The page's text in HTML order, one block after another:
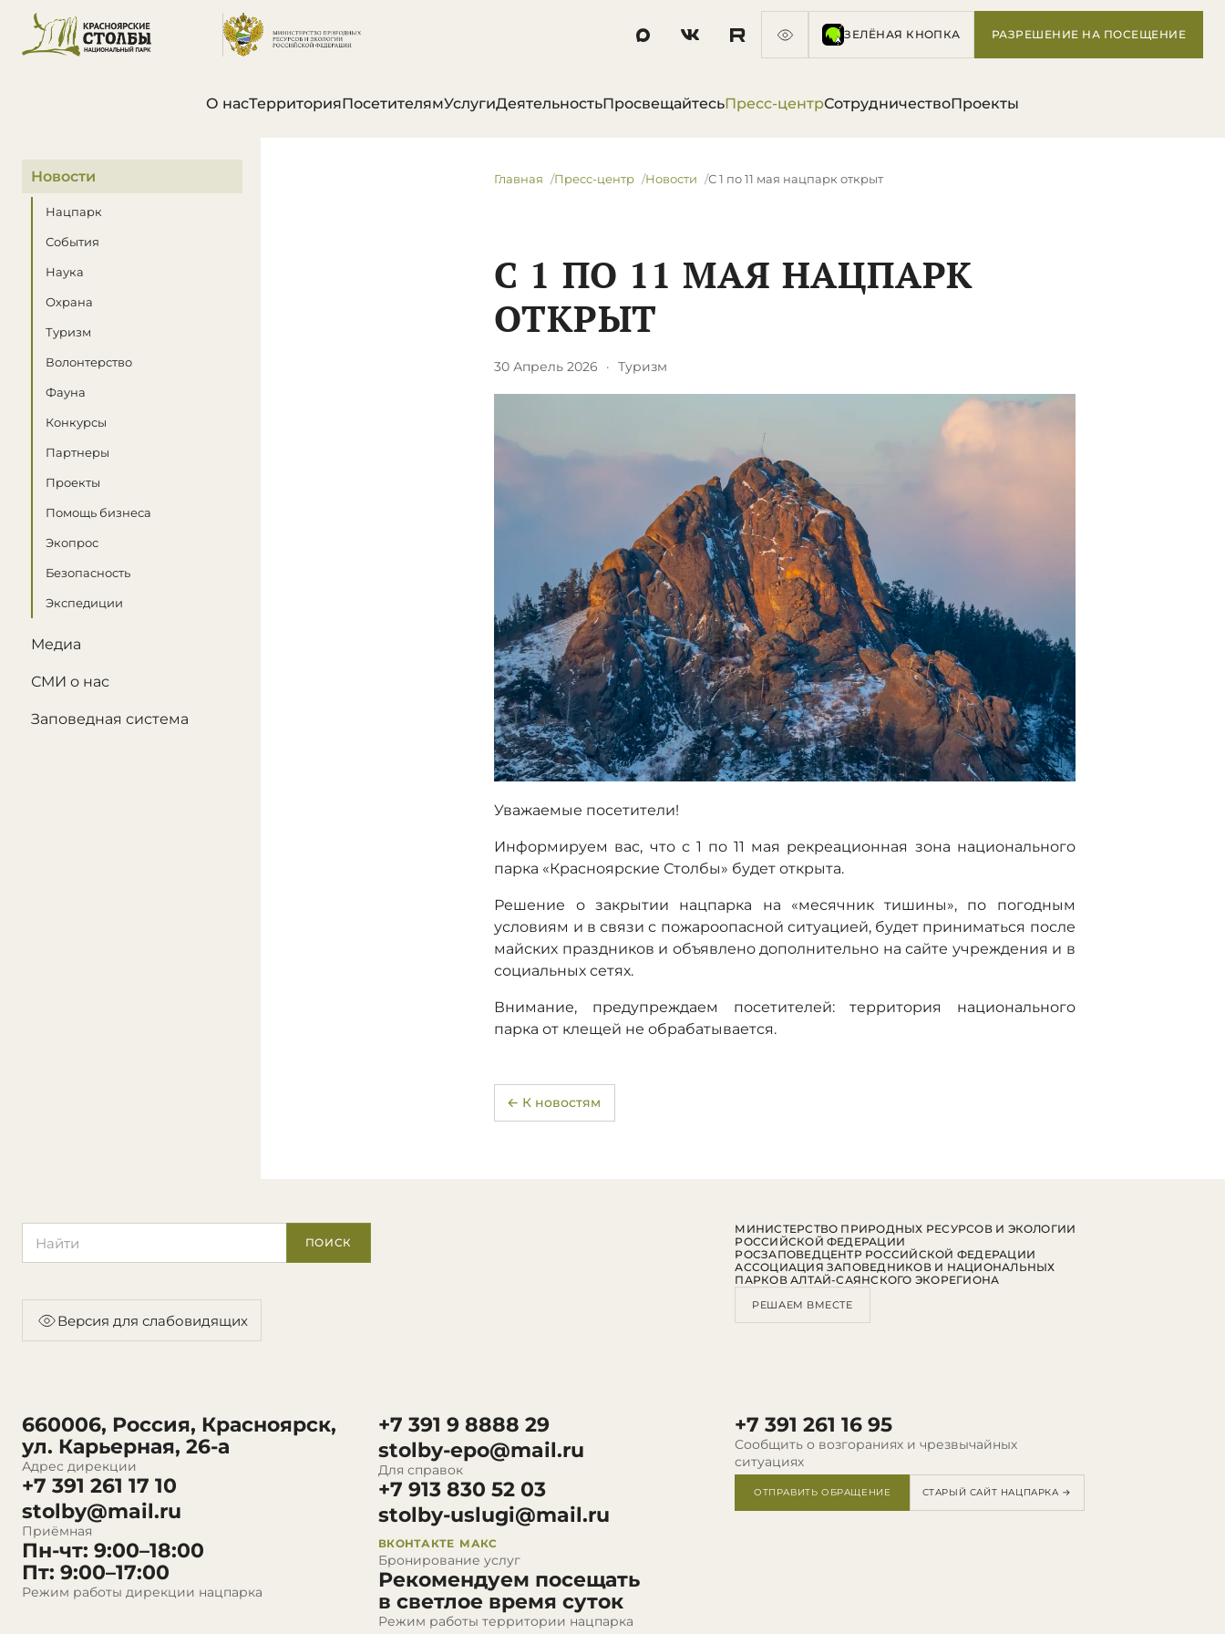
ЗЕЛЁНАЯ КНОПКА РАЗРЕШЕНИЕ НА ПОСЕЩЕНИЕ
О насТерриторияПосетителямУслугиДеятельностьПросвещайтесьПресс-центрСотрудничествоПроекты
В этом разделе
Новости
Нацпарк
События
Наука
Охрана
Туризм
Волонтерство
Фауна
Конкурсы
Партнеры
Проекты
Помощь бизнеса
Экопрос
Безопасность
Экспедиции
Медиа
СМИ о нас
Заповедная система
Главная Пресс-центр Новости С 1 по 11 мая нацпарк открыт
С 1 ПО 11 МАЯ НАЦПАРК
ОТКРЫТ
30 Апрель 2026 · Туризм
Уважаемые посетители!
Информируем вас, что с 1 по 11 мая рекреационная зона национального
парка «Красноярские Столбы» будет открыта.
Решение о закрытии нацпарка на «месячник тишины», по погодным
условиям и в связи с пожароопасной ситуацией, будет приниматься после
майских праздников и объявлено дополнительно на сайте учреждения и в
социальных сетях.
Внимание, предупреждаем посетителей: территория национального
парка от клещей не обрабатывается.
← К новостям
ПОИСК
Версия для слабовидящих
660006, Россия, Красноярск,
ул. Карьерная, 26-а
Адрес дирекции
+7 391 261 17 10
stolby@mail.ru
Приёмная
Пн-чт: 9:00–18:00
Пт: 9:00–17:00
Режим работы дирекции нацпарка
+7 391 9 8888 29
stolby-epo@mail.ru
Для справок
+7 913 830 52 03
stolby-uslugi@mail.ru
ВКОНТАКТЕ МАКС
Бронирование услуг
Рекомендуем посещать
в светлое время суток
Режим работы территории нацпарка
+7 391 261 16 95
Сообщить о возгораниях и чрезвычайных
ситуациях
ОТПРАВИТЬ ОБРАЩЕНИЕ СТАРЫЙ САЙТ НАЦПАРКА →
МИНИСТЕРСТВО ПРИРОДНЫХ РЕСУРСОВ И ЭКОЛОГИИ
РОССИЙСКОЙ ФЕДЕРАЦИИ
РОСЗАПОВЕДЦЕНТР РОССИЙСКОЙ ФЕДЕРАЦИИ
АССОЦИАЦИЯ ЗАПОВЕДНИКОВ И НАЦИОНАЛЬНЫХ
ПАРКОВ АЛТАЙ-САЯНСКОГО ЭКОРЕГИОНА
РЕШАЕМ ВМЕСТЕ